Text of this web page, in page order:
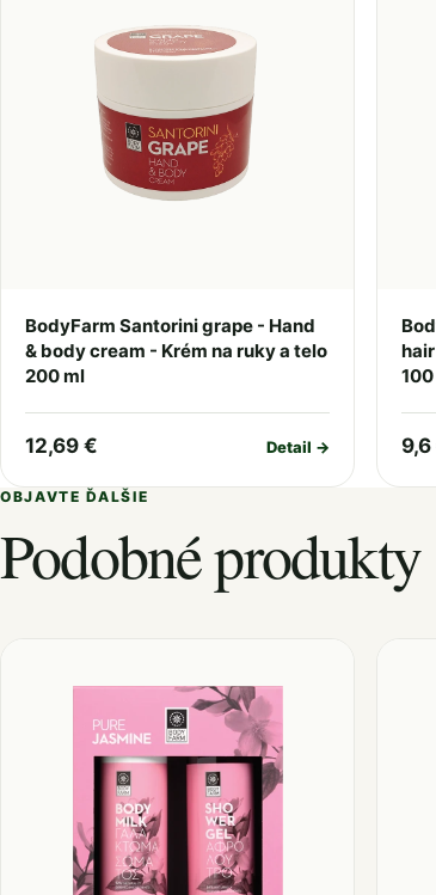
BodyFarm Santorini grape - Hand
& body cream - Krém na ruky a telo
200 ml
12,69 € Detail → 9,6
OBJAVTE ĎALŠIE
Podobné produkty